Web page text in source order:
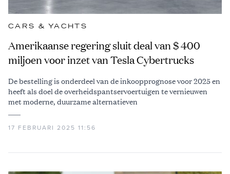
CARS & YACHTS
Amerikaanse regering sluit deal van $ 400
miljoen voor inzet van Tesla Cybertrucks
De bestelling is onderdeel van de inkoopprognose voor 2025 en
heeft als doel de overheidspantservoertuigen te vernieuwen
met moderne, duurzame alternatieven
17 FEBRUARI 2025 11:56